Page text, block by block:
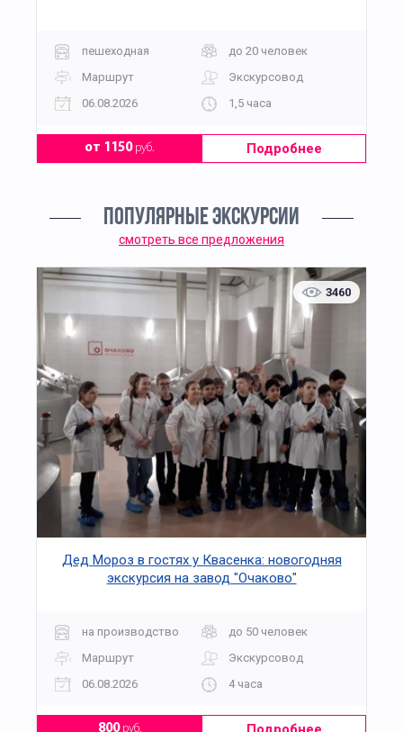
пешеходная
до 20 человек
Маршрут
Экскурсовод
06.08.2026
1,5 часа
от 1150руб. Подробнее
ПОПУЛЯРНЫЕ ЭКСКУРСИИ
смотреть все предложения
3460
Дед Мороз в гостях у Квасенка: новогодняя
экскурсия на завод "Очаково"
на производство
до 50 человек
Маршрут
Экскурсовод
06.08.2026
4 часа
800руб.